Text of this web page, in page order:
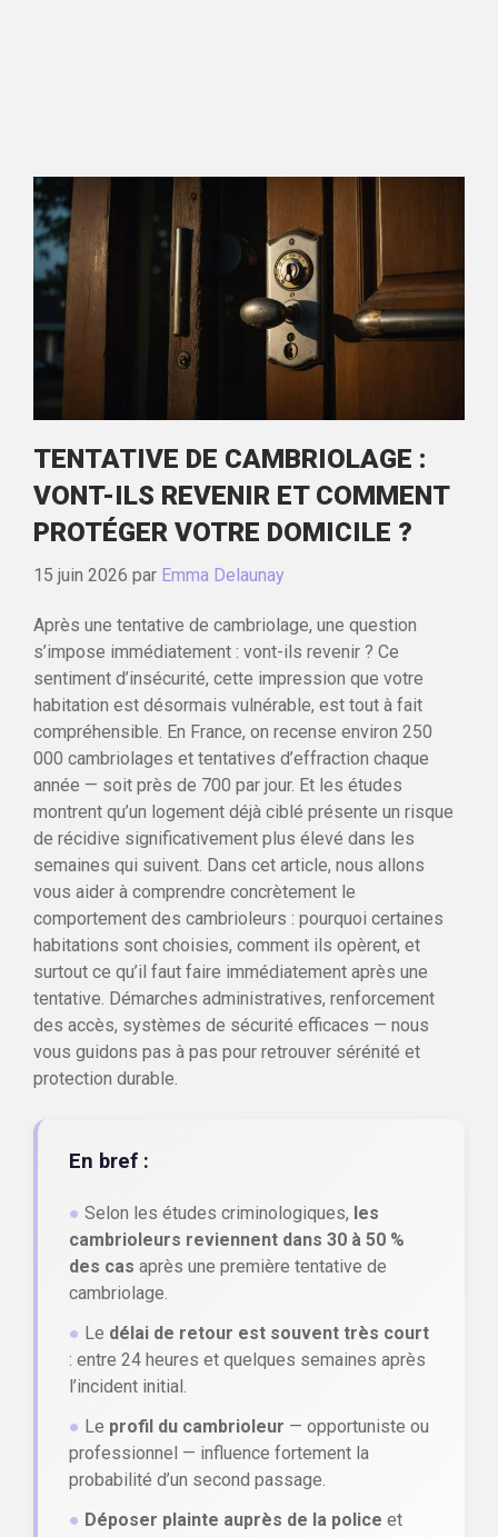
TENTATIVE DE CAMBRIOLAGE :
VONT-ILS REVENIR ET COMMENT
PROTÉGER VOTRE DOMICILE ?
15 juin 2026 par Emma Delaunay
Après une tentative de cambriolage, une question
s’impose immédiatement : vont-ils revenir ? Ce
sentiment d’insécurité, cette impression que votre
habitation est désormais vulnérable, est tout à fait
compréhensible. En France, on recense environ 250
000 cambriolages et tentatives d’effraction chaque
année — soit près de 700 par jour. Et les études
montrent qu’un logement déjà ciblé présente un risque
de récidive significativement plus élevé dans les
semaines qui suivent. Dans cet article, nous allons
vous aider à comprendre concrètement le
comportement des cambrioleurs : pourquoi certaines
habitations sont choisies, comment ils opèrent, et
surtout ce qu’il faut faire immédiatement après une
tentative. Démarches administratives, renforcement
des accès, systèmes de sécurité efficaces — nous
vous guidons pas à pas pour retrouver sérénité et
protection durable.
En bref :
● Selon les études criminologiques, les
cambrioleurs reviennent dans 30 à 50 %
des cas après une première tentative de
cambriolage.
● Le délai de retour est souvent très court
: entre 24 heures et quelques semaines après
l’incident initial.
● Le profil du cambrioleur — opportuniste ou
professionnel — influence fortement la
probabilité d’un second passage.
● Déposer plainte auprès de la police et